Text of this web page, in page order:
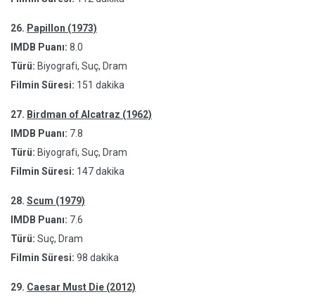
26. Papillon (1973)
IMDB Puanı: 8.0
Türü: Biyografi, Suç, Dram
Filmin Süresi: 151 dakika
27. Birdman of Alcatraz (1962)
IMDB Puanı: 7.8
Türü: Biyografi, Suç, Dram
Filmin Süresi: 147 dakika
28. Scum (1979)
IMDB Puanı: 7.6
Türü: Suç, Dram
Filmin Süresi: 98 dakika
29. Caesar Must Die (2012)